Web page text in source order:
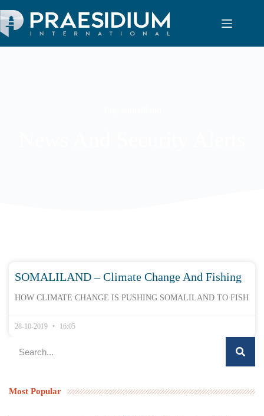
SOMALILAND – Climate Change And Fishing
HOW CLIMATE CHANGE IS PUSHING SOMALILAND TO FISH
28-10-2019 16:05
Most Popular